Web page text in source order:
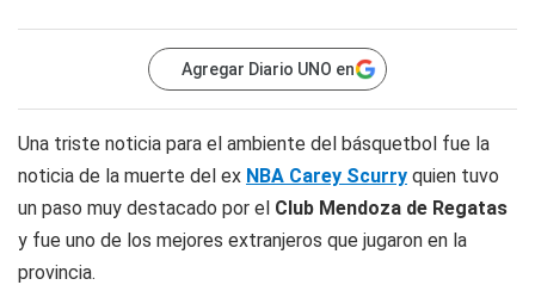
Agregar Diario UNO en
Una triste noticia para el ambiente del básquetbol fue la
noticia de la muerte del ex NBA Carey Scurry quien tuvo
un paso muy destacado por el Club Mendoza de Regatas
y fue uno de los mejores extranjeros que jugaron en la
provincia.